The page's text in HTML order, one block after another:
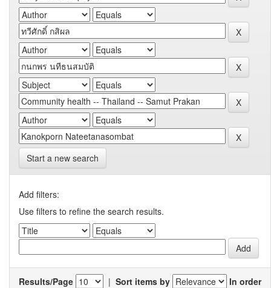
Start a new search
Add filters:
Use filters to refine the search results.
Results/Page | Sort items by
In order